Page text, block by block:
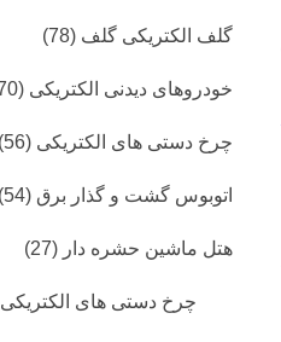
گلف الکتریکی گلف (78)
خودروهای دیدنی الکتریکی (70)
چرخ دستی های الکتریکی (56)
اتوبوس گشت و گذار برق (54)
هتل ماشین حشره دار (27)
چرخ دستی های